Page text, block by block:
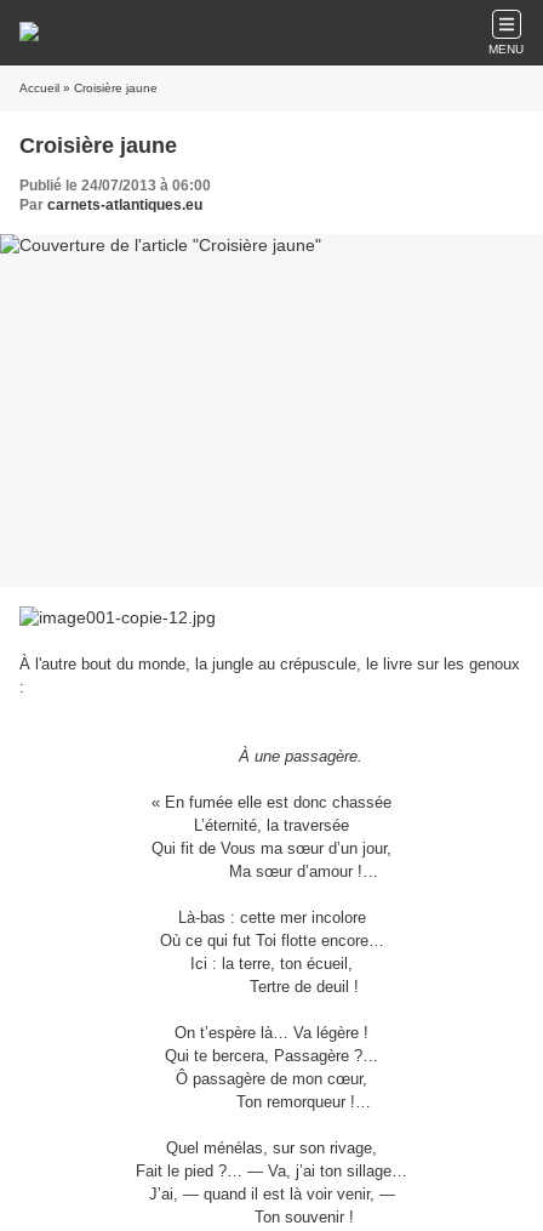
MENU
Accueil » Croisière jaune
Croisière jaune
Publié le 24/07/2013 à 06:00
Par carnets-atlantiques.eu
À l'autre bout du monde, la jungle au crépuscule, le livre sur les genoux
:
À une passagère.
« En fumée elle est donc chassée
L’éternité, la traversée
Qui fit de Vous ma sœur d’un jour,
Ma sœur d’amour !…
Là-bas : cette mer incolore
Où ce qui fut Toi flotte encore…
Ici : la terre, ton écueil,
Tertre de deuil !
On t’espère là… Va légère !
Qui te bercera, Passagère ?…
Ô passagère de mon cœur,
Ton remorqueur !…
Quel ménélas, sur son rivage,
Fait le pied ?… — Va, j’ai ton sillage…
J’ai, — quand il est là voir venir, —
Ton souvenir !